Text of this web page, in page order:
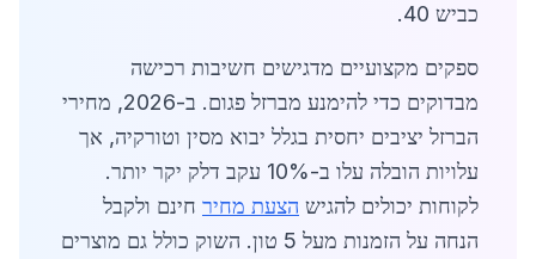
כביש 40.
ספקים מקצועיים מדגישים חשיבות רכישה
מבדוקים כדי להימנע מברזל פגום. ב-2026, מחירי
הברזל יציבים יחסית בגלל יבוא מסין וטורקיה, אך
עלויות הובלה עלו ב-10% עקב דלק יקר יותר.
לקוחות יכולים להגיש הצעת מחיר חינם ולקבל
הנחה על הזמנות מעל 5 טון. השוק כולל גם מוצרים